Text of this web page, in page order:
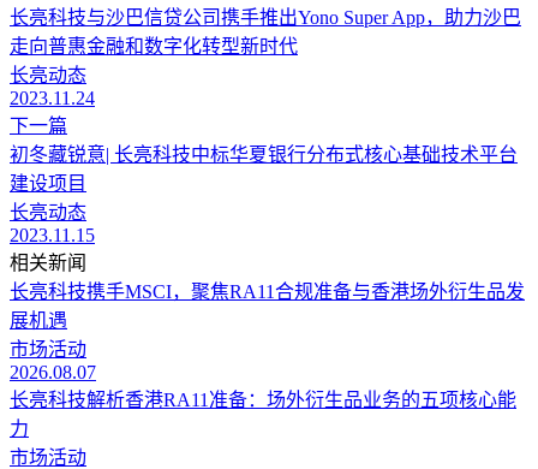
长亮科技与沙巴信贷公司携手推出Yono Super App，助力沙巴
走向普惠金融和数字化转型新时代
长亮动态
2023.11.24
下一篇
初冬藏锐意| 长亮科技中标华夏银行分布式核心基础技术平台
建设项目
长亮动态
2023.11.15
相关新闻
长亮科技携手MSCI，聚焦RA11合规准备与香港场外衍生品发
展机遇
市场活动
2026.08.07
长亮科技解析香港RA11准备：场外衍生品业务的五项核心能
力
市场活动